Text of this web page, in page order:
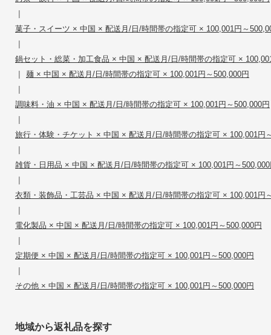
|
菓子・スイーツ × 中国 × 配送月/日/時間帯の指定可 × 100,001円～
|
鍋セット・総菜・加工食品 × 中国 × 配送月/日/時間帯の指定可 ×
| 麺 × 中国 × 配送月/日/時間帯の指定可 × 100,001円～500,000円
|
調味料・油 × 中国 × 配送月/日/時間帯の指定可 × 100,001円～500,000円
|
旅行・体験・チケット × 中国 × 配送月/日/時間帯の指定可 × 100,001円
|
雑貨・日用品 × 中国 × 配送月/日/時間帯の指定可 × 100,001円～
|
衣類・装飾品・工芸品 × 中国 × 配送月/日/時間帯の指定可 × 100,001円
|
電化製品 × 中国 × 配送月/日/時間帯の指定可 × 100,001円～500,000円
|
定期便 × 中国 × 配送月/日/時間帯の指定可 × 100,001円～500,000円
|
その他 × 中国 × 配送月/日/時間帯の指定可 × 100,001円～500,000円
地域から返礼品を探す